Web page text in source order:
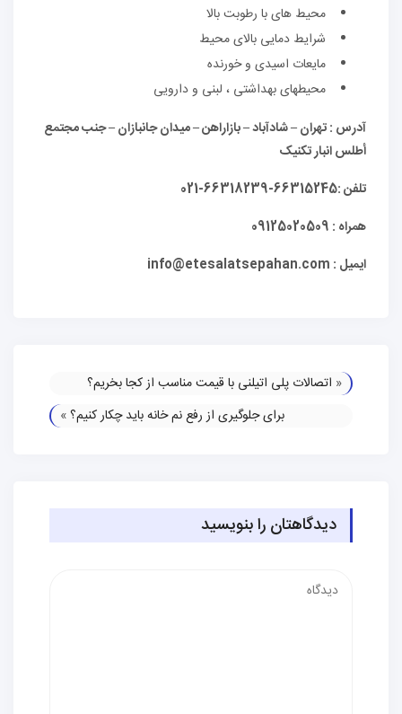
محیط های با رطوبت بالا
شرایط دمایی بالای محیط
مایعات اسیدی و خورنده
محیطهای بهداشتی ، لبنی و دارویی
آدرس : تهران – شادآباد – بازاراهن – میدان جانبازان – جنب مجتمع
أطلس انبار تکنیک
تلفن :66315245-66318239-021
همراه : 09125020509
ایمیل : info@etesalatsepahan.com
« اتصالات پلی اتیلنی با قیمت مناسب از کجا بخریم؟
برای جلوگیری از رفع نم خانه باید چکار کنیم؟»
دیدگاهتان را بنویسید